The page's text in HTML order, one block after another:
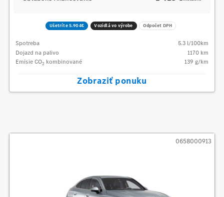
Ušetríte 5.904€ Vozidlá vo výrobe Odpočet DPH
Spotreba 5.3 l/100km
Dojazd na palivo
1170 km
Emisie CO2 kombinované 139 g/km
Zobraziť ponuku
0658000913